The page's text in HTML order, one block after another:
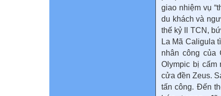
giao nhiệm vụ
du khách và
thế kỷ II TCN,
La Mã Caligula
nhân công của
Olympic bị cấm
cửa đền Zeus.
tấn công. Đến